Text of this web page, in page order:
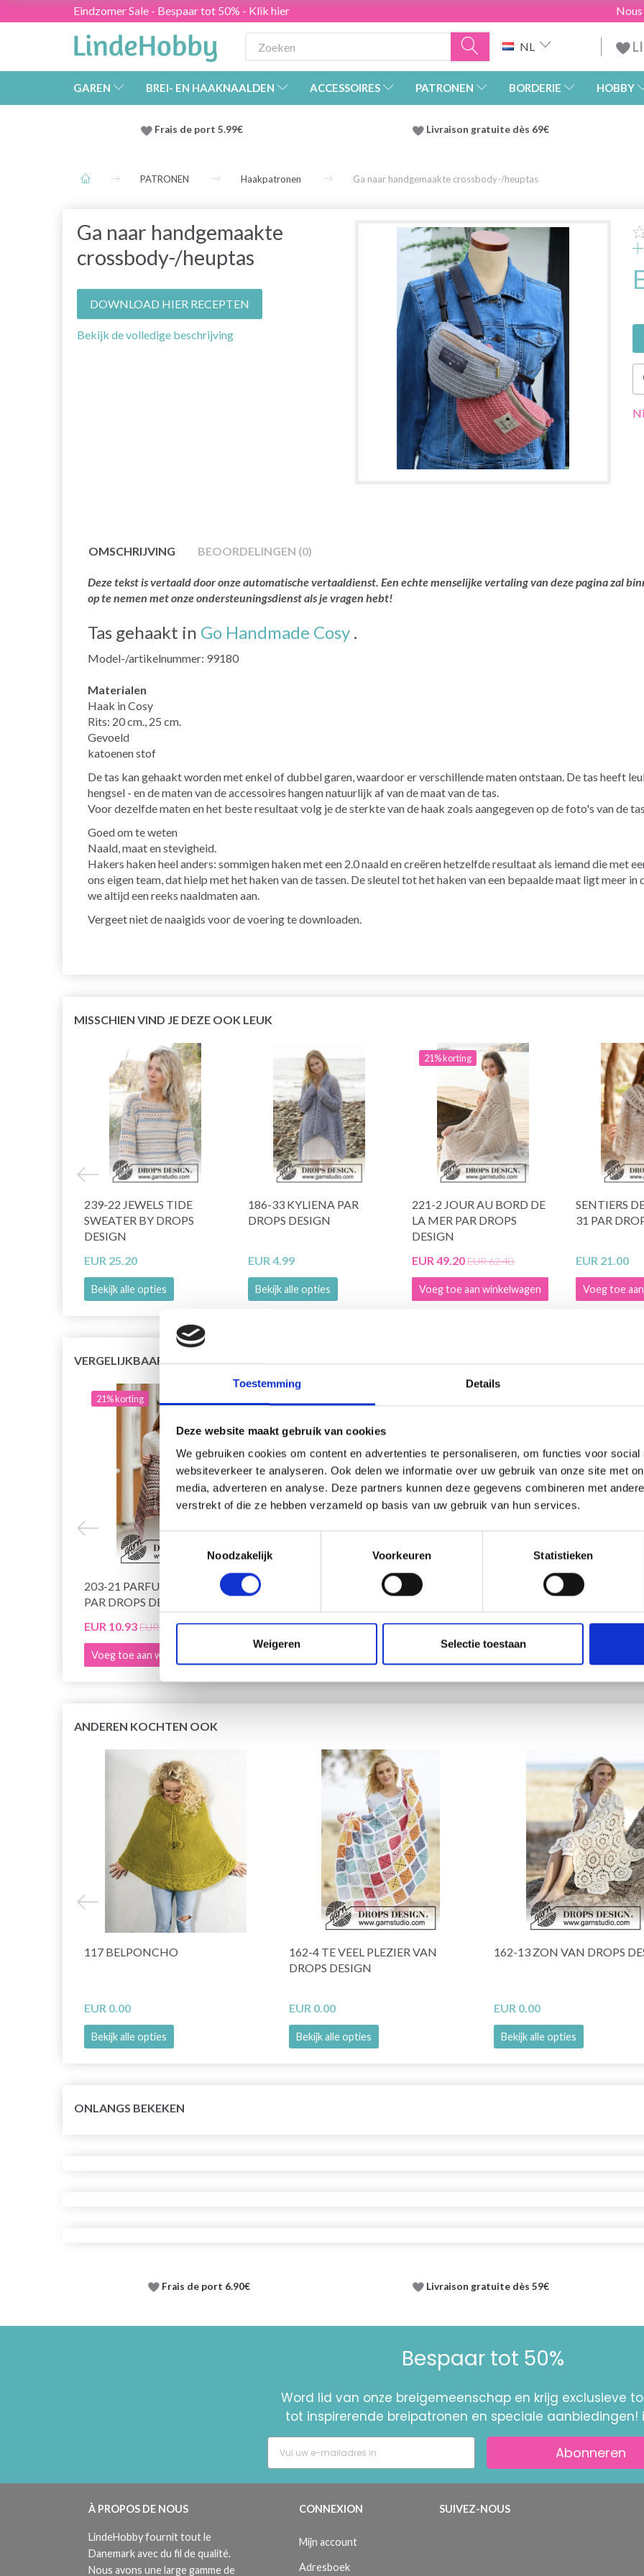
Toestemming Details
Deze website maakt gebruik van cookies
We gebruiken cookies om content en advertenties te personaliseren, om functies voor social
websiteverkeer te analyseren. Ook delen we informatie over uw gebruik van onze site met
media, adverteren en analyse. Deze partners kunnen deze gegevens combineren met
verstrekt of die ze hebben verzameld op basis van uw gebruik van hun services.
Toestemmingsselectie
Noodzakelijk
Voorkeuren Statistieken
Weigeren Selectie toestaan
Eindzomer Sale - Bespaar tot 50% - Klik hier
NL
GAREN BREI- EN HAAKNAALDEN ACCESSOIRES PATRONEN BORDERIE HOBBY
Frais de port 5.99€ Livraison gratuite dès 69€
PATRONEN Haakpatronen Ga naar handgemaakte crossbody-/heuptas
Ga naar handgemaakte
crossbody-/heuptas
DOWNLOAD HIER RECEPTEN
Bekijk de volledige beschrijving
OMSCHRIJVING BEOORDELINGEN (0)
Deze tekst is vertaald door onze automatische vertaaldienst. Een echte menselijke vertaling van deze pagina zal
op te nemen met onze ondersteuningsdienst als je vragen hebt!
Tas gehaakt in Go Handmade Cosy .
Model-/artikelnummer: 99180
Materialen
Haak in Cosy
Rits: 20 cm., 25 cm.
Gevoeld
katoenen stof
De tas kan gehaakt worden met enkel of dubbel garen, waardoor er verschillende maten ontstaan. De tas heeft
hengsel - en de maten van de accessoires hangen natuurlijk af van de maat van de tas.
Voor dezelfde maten en het beste resultaat volg je de sterkte van de haak zoals aangegeven op de foto's van de
Goed om te weten
Naald, maat en stevigheid.
Hakers haken heel anders: sommigen haken met een 2.0 naald en creëren hetzelfde resultaat als iemand die met
ons eigen team, dat hielp met het haken van de tassen. De sleutel tot het haken van een bepaalde maat ligt meer
we altijd een reeks naaldmaten aan.
Vergeet niet de naaigids voor de voering te downloaden.
MISSCHIEN VIND JE DEZE OOK LEUK
239-22 JEWELS TIDE
SWEATER BY DROPS
DESIGN
EUR 25.20
Bekijk alle opties
186-33 KYLIENA PAR
DROPS DESIGN
EUR 4.99
Bekijk alle opties
21% korting
221-2 JOUR AU BORD DE
LA MER PAR DROPS
DESIGN
EUR 49.20EUR 62.40
Voeg toe aan winkelwagen
SENTIERS
31 PAR
EUR 21.00
Voeg toe
VERGELIJKBAAR MET DIT
21% korting
203-21 PARFUM D'AUTOMNE
PAR DROPS DESIGN
EUR 10.93EUR 13.85
Voeg toe aan winkelwagen
0-1409 TAMBOURS DE NOËL PAR
EUR 9.70EUR 11.05
0-1411 LE BRUNCH DU PÈRE
EUR 41.15EUR 44.25
ANDEREN KOCHTEN OOK
117 BELPONCHO
EUR 0.00
Bekijk alle opties
162-4 TE VEEL PLEZIER VAN
DROPS DESIGN
EUR 0.00
Bekijk alle opties
162-13 ZON VAN DROPS
EUR 0.00
Bekijk alle opties
ONLANGS BEKEKEN
Frais de port 6.90€ Livraison gratuite dès 59€
Bespaar tot 50%
Word lid van onze breigemeenschap en krijg exclusieve
tot inspirerende breipatronen en speciale aanbiedingen!
Abonneren
À PROPOS DE NOUS
LindeHobby fournit tout le
Danemark avec du fil de qualité.
Nous avons une large gamme de
CONNEXION
Mijn account
Adresboek
SUIVEZ-NOUS